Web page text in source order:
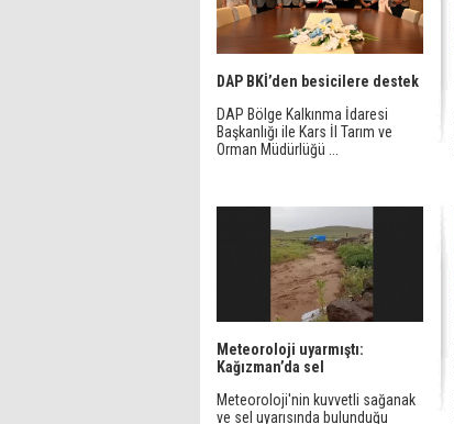
DAP BKİ’den besicilere destek
DAP Bölge Kalkınma İdaresi
Başkanlığı ile Kars İl Tarım ve
Orman Müdürlüğü ...
Meteoroloji uyarmıştı:
Kağızman’da sel
Meteoroloji'nin kuvvetli sağanak
ve sel uyarısında bulunduğu